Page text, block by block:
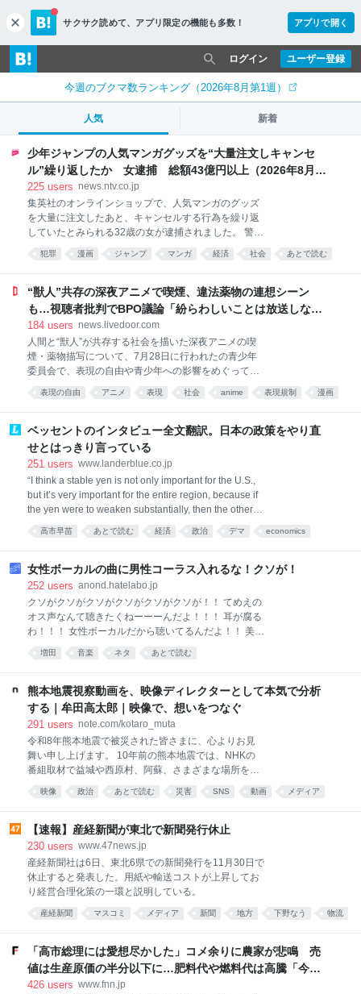
c
l
o
s
サクサク読めて、 アプリ限定の機能も多数！ アプリで開く
ユーザー登録
ログイン
今週のブクマ数ランキング（2026年8月第1週）
人気 新着
少年ジャンプの人気マンガグッズを“大量注文しキャンセ
ル”繰り返したか 女逮捕 総額43億円以上（2026年8月6
日掲載）｜日テレNEWS NNN
225 users news.ntv.co.jp
集英社のオンラインショップで、人気マンガのグッズ
を大量に注文したあと、キャンセルする行為を繰り返
していたとみられる32歳の女が逮捕されました。 警視
庁によりますと、吉田麻祐容疑者は2024年から去年に
かけて、集英社のオンラインショップで注文した、少
「NARUTO」のグッズなどの代金を支払わず大量にキ
ャンセルしたことで、業務を妨害した疑いがもたれて
います。 集英社によりますと、吉田容疑者は238個の
の総額は、43億円以上にのぼるということです。 調べ
に対し吉田容疑者は容疑を認め、「アニメ全般が好き
で、注文したことで欲求が満たされた」と供述してい
るということです。
犯罪 漫画 ジャンプ マンガ 経済 社会 あとで読む
“獣人”共存の深夜アニメで喫煙、違法薬物の連想シーン
も…視聴者批判でBPO議論「紛らわしいことは放送しない
ほうが」 - ライブドアニュース
184 users news.livedoor.com
人間と“獣人”が共存する社会を描いた深夜アニメの喫
煙・薬物描写について、7月28日に行われたの青少年
委員会で、表現の自由や青少年への影響をめぐって意
見が交わされた。 対象となったのは、平日深夜に放送
されたコメディーアニメ。人間と、猫を擬人化したキ
たばこから手が放せない猫耳の若い女性と、その友人
たちの生活を描いている。 BPO事務局が入る千代田放
送会館 ○「表現の自由という意味では許容の範囲内」
写が繰り返され、違法薬物とみられるものの使用シー
ンもあり、深夜帯とはいえ問題ではないか」などと批
判する意見が寄せられた。 担当委員は、子どもが視聴
する可能性が低い深夜帯に編成されている点につい
いるわけでもない
表現の自由 アニメ 表現 社会 anime 表現規制 漫画
ベッセントのインタビュー全文翻訳。日本の政策をやり直
せとはっきり言っている
251 users www.landerblue.co.jp
“I think a stable yen is not only important for the U.S.,
but it’s very important for the entire region, because if
the yen were to weaken substantially, then the other
currencies would follow it.” 和訳：安定した円は、アメ
リカにとって重要なだけじゃない。地域全体にとって
の通貨もそれに追随して下がっていくからだ。 “You
know, we’d seen excess volatility in the Korean won.”
和訳：ご存じの通り、韓国ウォンで過度な変動（ボラ
ティリティ）が見られていた。 “It’s just the level o
高市早苗 あとで読む 経済 政治 デマ economics
女性ボーカルの曲に男性コーラス入れるな！クソが！
252 users anond.hatelabo.jp
クソがクソがクソがクソがクソがクソが！！ てめえの
オス声なんて聴きたくねーーーんだよ！！！ 耳が腐る
わ！！！ 女性ボーカルだから聴いてるんだよ！！ 美声
にガラガラおっさんの声を混ぜるな！！！ 出しゃばん
な！！！ 散れ！！！！ 解散！！！！ 冒涜するな！！
Spotifyで！！！ その女性アーティストのプレイリスト
聴いてたら！！ いい気持ちで聴いてたら！！！ 突
然！！ おっさんの！！！！ 声が聞こえてきて！！ 何
だよお前は勝手にコラボすんな！！！！！！！ どっか
行け！！！！！！！！ 散
れ！！！！！！！！！！！！！ お前は出禁
だ！！！！！！！！！！！
増田 音楽 ネタ あとで読む
熊本地震視察動画を、映像ディレクターとして本気で分析
する｜牟田高太郎｜映像で、想いをつなぐ
291 users note.com/kotaro_muta
令和8年熊本地震で被災された皆さまに、心よりお見
舞い申し上げます。 10年前の熊本地震では、NHKの
番組取材で益城や西原村、阿蘇、さまざまな場所を訪
ね、被災地の方との交流がありました。大変な中、大
きくて甘い益城のスイカを送ってくださった方もいま
中、首相官邸が発した「熊本地震の視察動画」が話題
になっています。BGMがついていたことや、被災者と
の対話場面の配置や見せ方に、SNSではさまざまな声
があがっています。 職業柄、映像を見るとき、とても
神経質になってしまいます。 ファーストカットの狙
の表情を残して、どの瞬間を切り落としたのか・・。
す。 これは、今回の視察内容の是非を語るnoteではあ
りません。 私が伝えたいのは、「なぜこの映像が違和
感を生んだ
映像 政治 あとで読む 災害 SNS 動画 メディア
【速報】産経新聞が東北で新聞発行休止
230 users www.47news.jp
産経新聞社は6日、東北6県での新聞発行を11月30日で
休止すると発表した。用紙や輸送コストが上昇してお
り経営合理化策の一環と説明している。
産経新聞 マスコミ メディア 新聞 地方 下野なう 物流
「高市総理には愛想尽かした」コメ余りに農家が悲鳴 売
値は生産原価の半分以下に…肥料代や燃料代は高騰「今年
でやめる」農家も｜FNNプライムオンライン
426 users www.fnn.jp